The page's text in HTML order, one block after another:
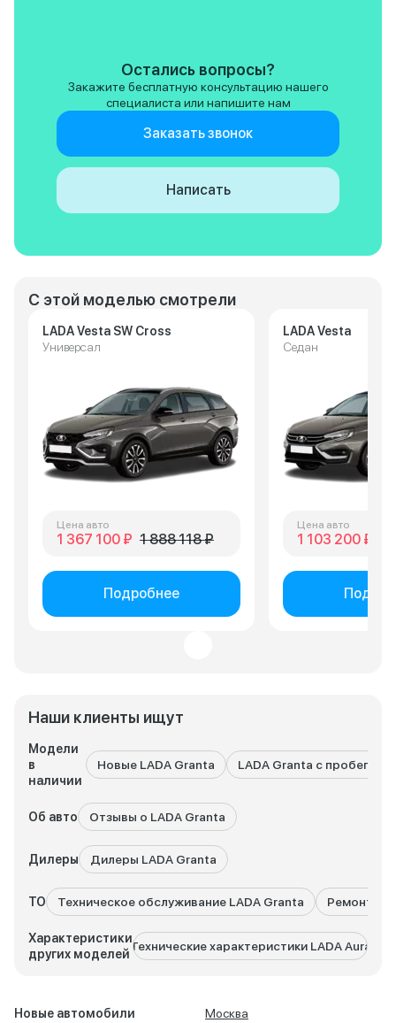
Наши клиенты ищут
Модели
в
наличии
Новые LADA Granta LADA Granta с пробегом
Об авто Отзывы о LADA Granta
Дилеры Дилеры LADA Granta
ТО Техническое обслуживание LADA Granta Ремонт
Характеристики
других моделей
Технические характеристики LADA Aura
С этой моделью смотрели
LADA Vesta SW Cross
Универсал
Цена авто
1 367 100 ₽ 1 888 118 ₽
Подробнее
LADA Vesta
Седан
Цена авто
1 103 200 ₽
Остались вопросы?
Закажите бесплатную консультацию нашего
специалиста или напишите нам
Заказать звонок
Написать
Новые автомобили
Москва